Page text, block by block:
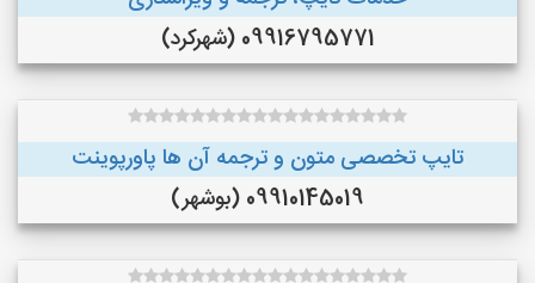
09916795771 (شهرکرد)
تایپ تخصصی متون و ترجمه آن ها پاورپوینت
09910145019 (بوشهر)